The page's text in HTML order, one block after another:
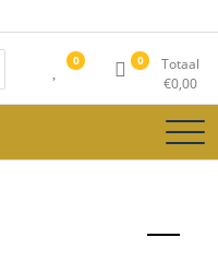
0 0
Totaal
€0,00